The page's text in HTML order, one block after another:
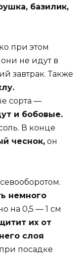
базилик,
при этом
не идут в
завтрак. Также
сорта —
и бобовые.
В конце
чеснок, он
немного
на 0,5 — 1 см
их от
слоя
посадке